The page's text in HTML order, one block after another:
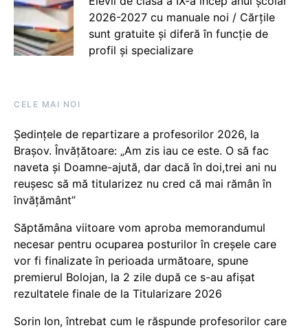
2026-2027 cu manuale noi / Cărțile
sunt gratuite și diferă în funcție de
profil și specializare
CELE MAI NOI
Ședințele de repartizare a profesorilor 2026, la
Brașov. Învățătoare: „Am zis iau ce este. O să fac
naveta și Doamne-ajută, dar dacă în doi,trei ani nu
reușesc să mă titularizez nu cred că mai rămân în
învățământ”
Săptămâna viitoare vom aproba memorandumul
necesar pentru ocuparea posturilor în creșele care
vor fi finalizate în perioada următoare, spune
premierul Bolojan, la 2 zile după ce s-au afișat
rezultatele finale de la Titularizare 2026
Sorin Ion, întrebat cum le răspunde profesorilor care